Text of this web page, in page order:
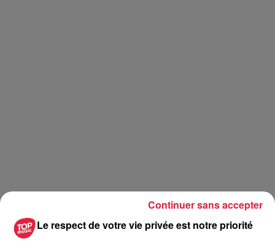
Le respect de votre vie privée est notre priorité
Continuer sans accepter